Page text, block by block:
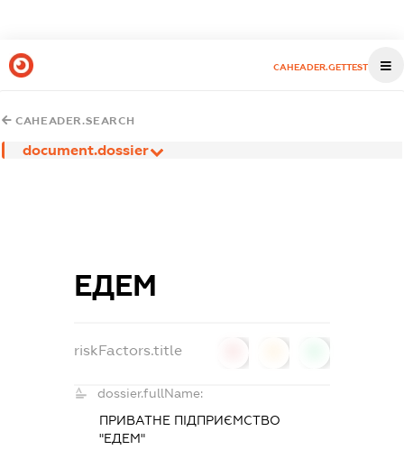
CAHEADER.GETTEST
CAHEADER.SEARCH
document.dossier
ЕДЕМ
riskFactors.title
dossier.fullName:
ПРИВАТНЕ ПІДПРИЄМСТВО
"ЕДЕМ"